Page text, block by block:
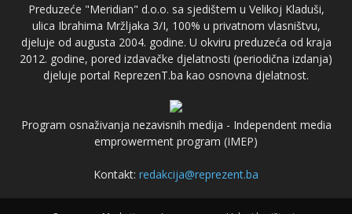
Preduzeće "Meridian" d.o.o. sa sjedištem u Velikoj Kladuši,
ulica Ibrahima Mržljaka 3/I, 100% u privatnom vlasništvu,
djeluje od augusta 2004. godine. U okviru preduzeća od kraja
2012. godine, pored izdavačke djelatnosti (periodična izdanja)
djeluje portal ReprezenT.ba kao osnovna djelatnost.
Program osnaživanja nezavisnih medija - Independent media
emprowerment program (IMEP)
Kontakt: redakcija@reprezent.ba